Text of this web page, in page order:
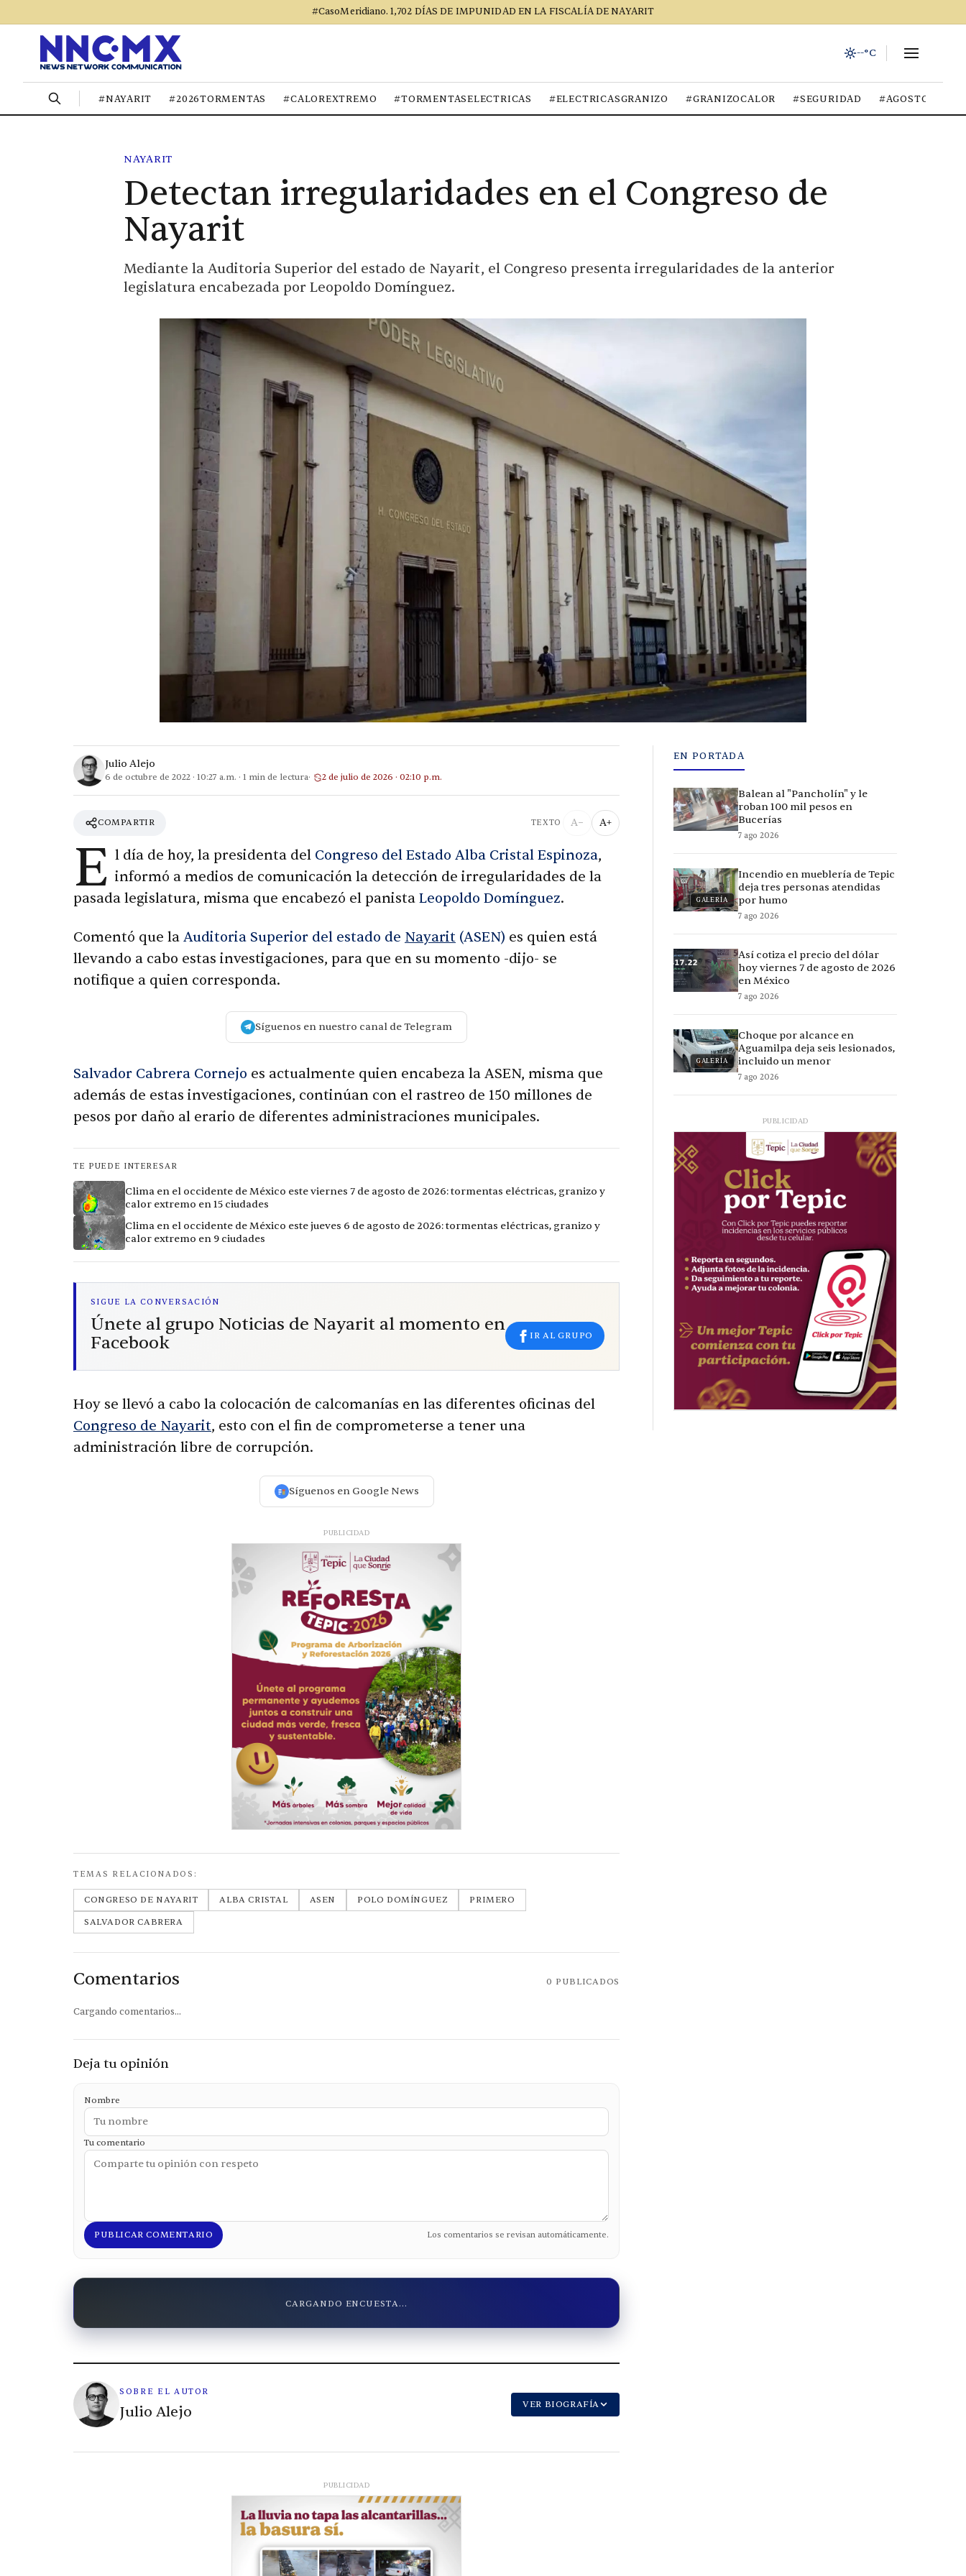
#CasoMeridiano. 1,702 DÍAS DE IMPUNIDAD EN LA FISCALÍA DE NAYARIT
--°C
#NAYARIT #2026TORMENTAS #CALOREXTREMO #TORMENTASELECTRICAS #ELECTRICASGRANIZO #GRANIZOCALOR #SEGURIDAD #AGOSTO2026
NAYARIT
Detectan irregularidades en el Congreso de
Nayarit
Mediante la Auditoria Superior del estado de Nayarit, el Congreso presenta irregularidades de la anterior
legislatura encabezada por Leopoldo Domínguez.
Julio Alejo
6 de octubre de 2022 · 10:27 a.m. · 1 min de lectura 2 de julio de 2026 · 02:10 p.m.
COMPARTIR TEXTO A− A+
E l día de hoy, la presidenta del Congreso del Estado Alba Cristal Espinoza,
informó a medios de comunicación la detección de irregularidades de la
pasada legislatura, misma que encabezó el panista Leopoldo Domínguez.
Comentó que la Auditoria Superior del estado de Nayarit (ASEN) es quien está
llevando a cabo estas investigaciones, para que en su momento -dijo- se
notifique a quien corresponda.
Síguenos en nuestro canal de Telegram
Salvador Cabrera Cornejo es actualmente quien encabeza la ASEN, misma que
además de estas investigaciones, continúan con el rastreo de 150 millones de
pesos por daño al erario de diferentes administraciones municipales.
TE PUEDE INTERESAR
Clima en el occidente de México este viernes 7 de agosto de 2026: tormentas eléctricas, granizo y
calor extremo en 15 ciudades
Clima en el occidente de México este jueves 6 de agosto de 2026: tormentas eléctricas, granizo y
calor extremo en 9 ciudades
SIGUE LA CONVERSACIÓN
Únete al grupo Noticias de Nayarit al momento en
Facebook
IR AL GRUPO
Hoy se llevó a cabo la colocación de calcomanías en las diferentes oficinas del
Congreso de Nayarit, esto con el fin de comprometerse a tener una
administración libre de corrupción.
Síguenos en Google News
PUBLICIDAD
TEMAS RELACIONADOS:
CONGRESO DE NAYARIT ALBA CRISTAL ASEN POLO DOMÍNGUEZ
PRIMERO
SALVADOR CABRERA
Comentarios 0 PUBLICADOS
Cargando comentarios...
Deja tu opinión
Nombre
Tu comentario
PUBLICAR COMENTARIO Los comentarios se revisan automáticamente.
CARGANDO ENCUESTA...
SOBRE EL AUTOR
Julio Alejo VER BIOGRAFÍA
PUBLICIDAD
EN PORTADA
Balean al "Pancholín" y le
roban 100 mil pesos en
Bucerías
7 ago 2026
GALERÍA
Incendio en mueblería de Tepic
deja tres personas atendidas
por humo
7 ago 2026
Así cotiza el precio del dólar
hoy viernes 7 de agosto de 2026
en México
7 ago 2026
GALERÍA
Choque por alcance en
Aguamilpa deja seis lesionados,
incluido un menor
7 ago 2026
PUBLICIDAD